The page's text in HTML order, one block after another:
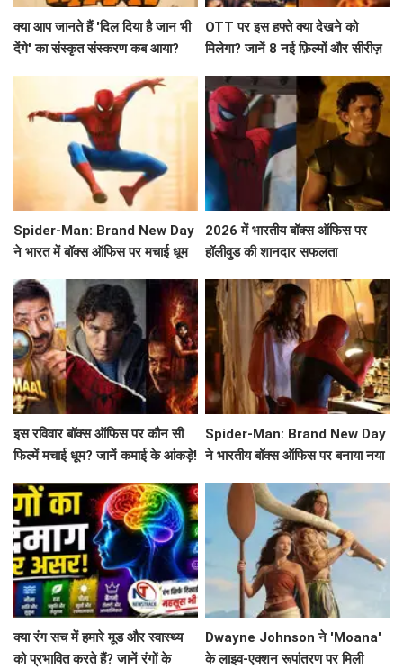
क्या आप जानते हैं 'दिल दिया है जान भी
देंगे' का संस्कृत संस्करण कब आया?
OTT पर इस हफ्ते क्या देखने को
मिलेगा? जानें 8 नई फ़िल्मों और सीरीज़
Spider-Man: Brand New Day
ने भारत में बॉक्स ऑफिस पर मचाई धूम
2026 में भारतीय बॉक्स ऑफिस पर
हॉलीवुड की शानदार सफलता
इस रविवार बॉक्स ऑफिस पर कौन सी
फिल्में मचाई धूम? जानें कमाई के आंकड़े!
Spider-Man: Brand New Day
ने भारतीय बॉक्स ऑफिस पर बनाया नया
क्या रंग सच में हमारे मूड और स्वास्थ्य
को प्रभावित करते हैं? जानें रंगों के
Dwayne Johnson ने 'Moana'
के लाइव-एक्शन रूपांतरण पर मिली